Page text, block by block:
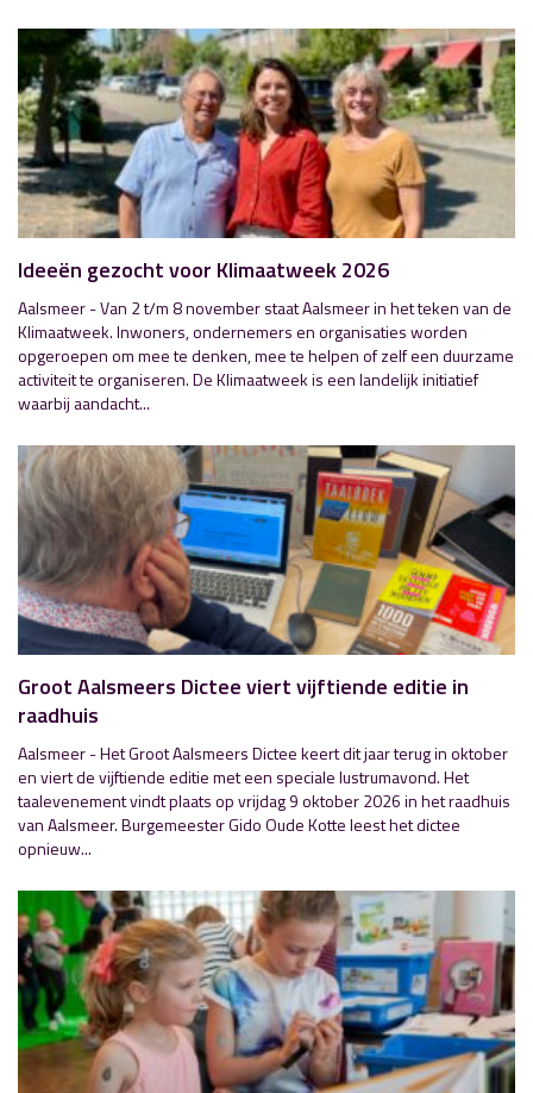
Ideeën gezocht voor Klimaatweek 2026
Aalsmeer - Van 2 t/m 8 november staat Aalsmeer in het teken van de
Klimaatweek. Inwoners, ondernemers en organisaties worden
opgeroepen om mee te denken, mee te helpen of zelf een duurzame
activiteit te organiseren. De Klimaatweek is een landelijk initiatief
waarbij aandacht...
Groot Aalsmeers Dictee viert vijftiende editie in
raadhuis
Aalsmeer - Het Groot Aalsmeers Dictee keert dit jaar terug in oktober
en viert de vijftiende editie met een speciale lustrumavond. Het
taalevenement vindt plaats op vrijdag 9 oktober 2026 in het raadhuis
van Aalsmeer. Burgemeester Gido Oude Kotte leest het dictee
opnieuw...